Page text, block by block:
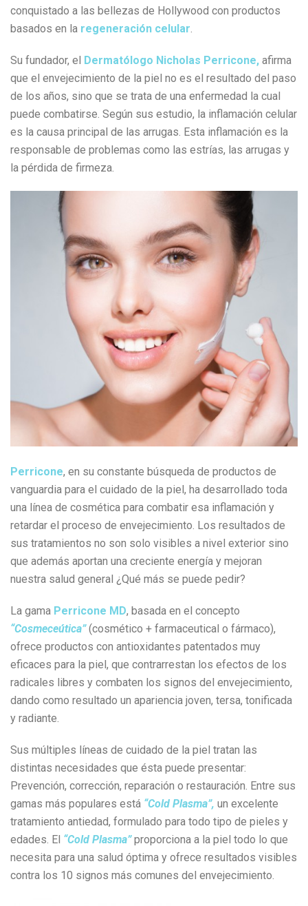
conquistado a las bellezas de Hollywood con productos
basados en la regeneración celular
Su fundador, el Dermatólogo Nicholas Perricone, afirma
que el envejecimiento de la piel no es el resultado del paso
de los años, sino que se trata de una enfermedad la cual
puede combatirse. Según sus estudio, la inflamación celular
es la causa principal de las arrugas. Esta inflamación es la
responsable de problemas como las estrías, las arrugas y
la pérdida de firmeza.
Perricone, en su constante búsqueda de productos de
vanguardia para el cuidado de la piel, ha desarrollado toda
una línea de cosmética para combatir esa inflamación y
retardar el proceso de envejecimiento. Los resultados de
sus tratamientos no son solo visibles a nivel exterior sino
que además aportan una creciente energía y mejoran
nuestra salud general ¿Qué más se puede pedir?
La gama Perricone MD, basada en el concepto
“Cosmeceútica”(cosmético + farmaceutical o fármaco),
ofrece productos con antioxidantes patentados muy
eficaces para la piel, que contrarrestan los efectos de los
radicales libres y combaten los signos del envejecimiento,
dando como resultado un apariencia joven, tersa, tonificada
y radiante.
Sus múltiples líneas de cuidado de la piel tratan las
distintas necesidades que ésta puede presentar:
Prevención, corrección, reparación o restauración. Entre sus
gamas más populares está “Cold Plasma”, un excelente
tratamiento antiedad, formulado para todo tipo de pieles y
edades. El “Cold Plasma”proporciona a la piel todo lo que
necesita para una salud óptima y ofrece resultados visibles
contra los 10 signos más comunes del envejecimiento.